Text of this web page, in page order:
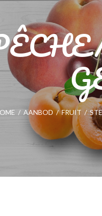
/ AANBOD / FRUIT /